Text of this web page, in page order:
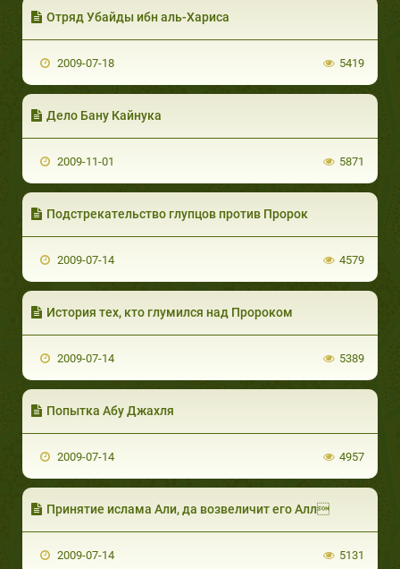
Отряд Убайды ибн аль-Хариса
2009-07-18 5419
Дело Бану Кайнука
2009-11-01 5871
Подстрекательство глупцов против Пророк
2009-07-14 4579
История тех, кто глумился над Пророком
2009-07-14 5389
Попытка Абу Джахля
2009-07-14 4957
Принятие ислама Али, да возвеличит его Алл
2009-07-14 5131